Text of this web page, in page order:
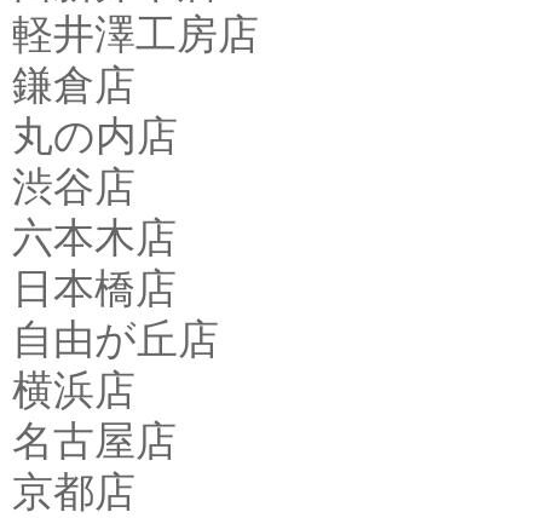
軽井澤工房店
鎌倉店
丸の内店
渋谷店
六本木店
日本橋店
自由が丘店
横浜店
名古屋店
京都店